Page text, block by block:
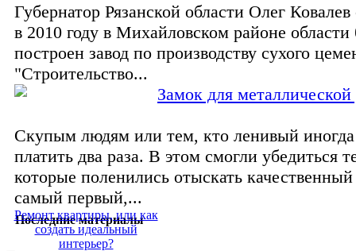
Губернатор Рязанской области Олег
в 2010 году в Михайловском районе области
построен завод по производству сухого
"Строительство...
Замок для металлической
Скупым людям или тем, кто ленивый иногда
платить два раза. В этом смогли убедиться
которые поленились отыскать
самый первый,...
Последние материалы
Ремонт квартиры, или как
создать идеальный
интерьер?